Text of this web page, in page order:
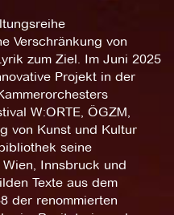
Verschränkung von
zum Ziel. Im Juni 2025
Projekt in der
W:ORTE, ÖGZM,
von Kunst und Kultur
seine
Innsbruck und
Texte aus dem
der renommierten